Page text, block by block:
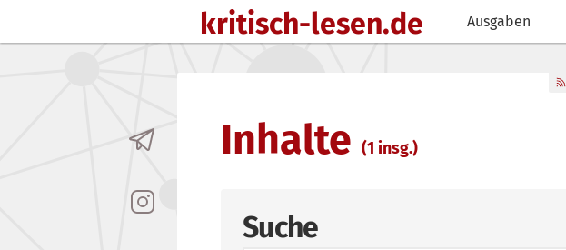
kritisch-lesen.de Ausgaben
Inhalte (1 insg.)
Suche